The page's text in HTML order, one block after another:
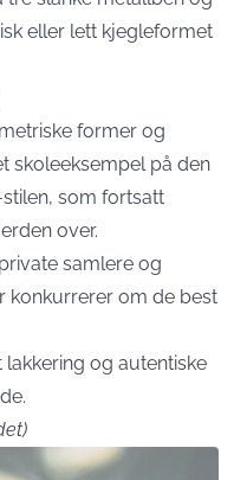
eller lett kjegleformet
former og
skoleeksempel på den
som fortsatt
over.
samlere og
konkurrerer om de best
og autentiske